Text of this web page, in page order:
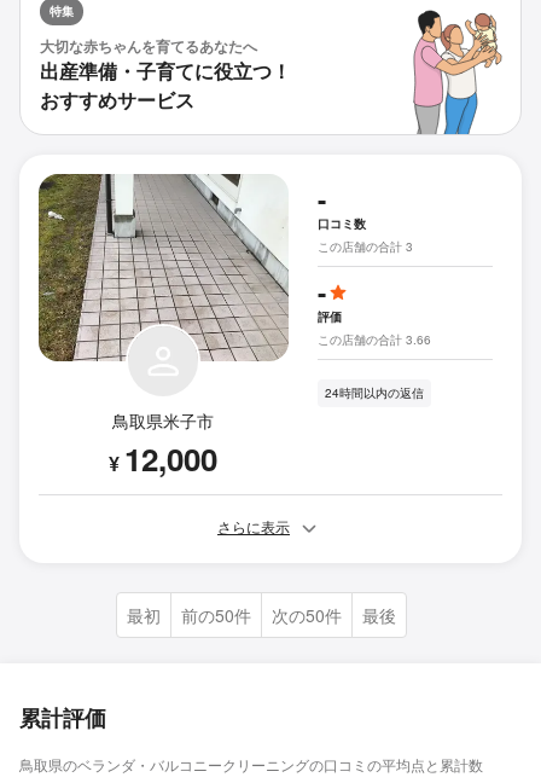
特集
大切な赤ちゃんを育てるあなたへ
出産準備・子育てに役立つ！
おすすめサービス
鳥取県米子市
¥ 12,000
-
口コミ数
この店舗の合計 3
-
評価
この店舗の合計 3.66
24時間以内の返信
さらに表示
最初 前の50件 次の50件 最後
累計評価
鳥取県のベランダ・バルコニークリーニングの口コミの平均点と累計数